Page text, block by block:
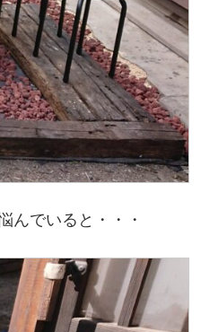
んでいると・・・